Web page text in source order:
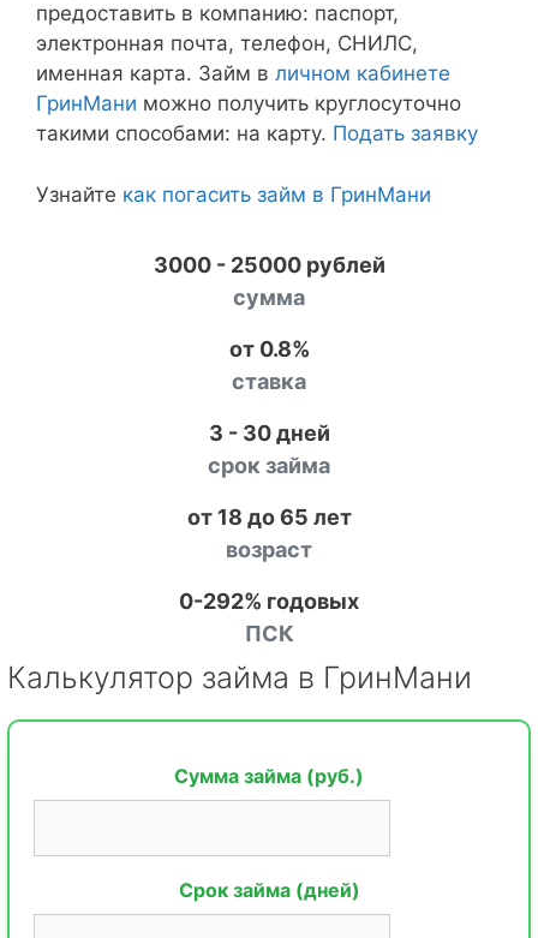
предоставить в компанию: паспорт,
электронная почта, телефон, СНИЛС,
именная карта. Займ в личном кабинете
ГринМани можно получить круглосуточно
такими способами: на карту. Подать заявку
Узнайте как погасить займ в ГринМани
3000 - 25000 рублей
сумма
от 0.8%
ставка
3 - 30 дней
срок займа
от 18 до 65 лет
возраст
0-292% годовых
ПСК
Калькулятор займа в ГринМани
Сумма займа (руб.)
Срок займа (дней)